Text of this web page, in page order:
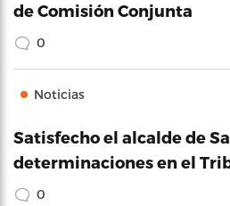
de Comisión Conjunta
0
Noticias
Satisfecho el alcalde de
determinaciones en el
0